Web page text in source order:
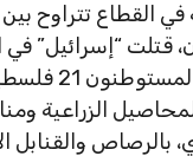
الزراعية
بالرصاص